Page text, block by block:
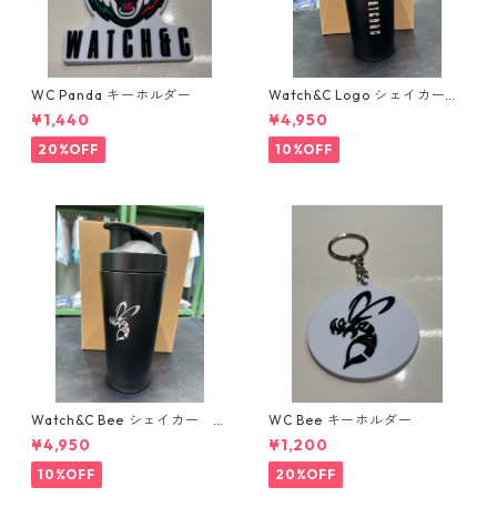
WC Panda キーホルダー
¥1,440
20%OFF
Watch&C Logo シェイカー
Web限定10個‼️
¥4,950
10%OFF
Watch&C Bee シェイカー W
eb限定10点‼️
¥4,950
10%OFF
WC Bee キーホルダー
¥1,200
20%OFF